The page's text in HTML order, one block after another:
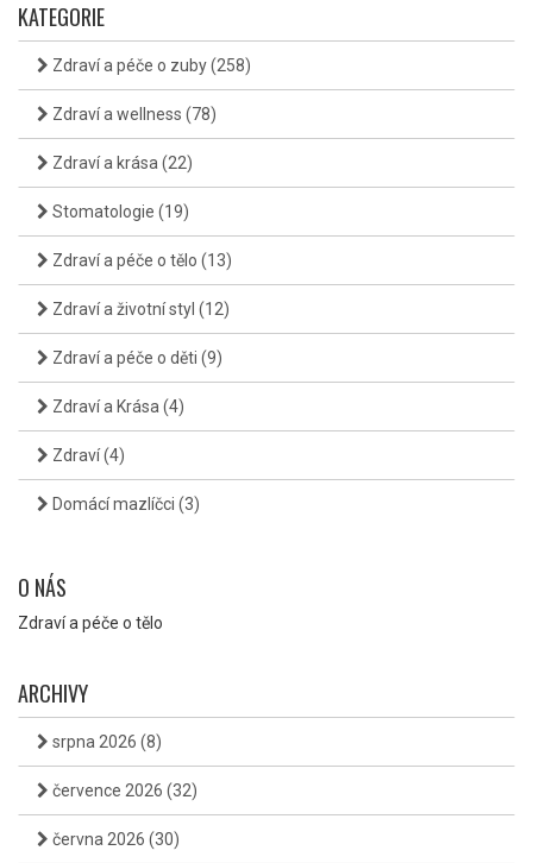
KATEGORIE
Zdraví a péče o zuby(258)
Zdraví a wellness (78)
Zdraví a krása (22)
Stomatologie (19)
Zdraví a péče o tělo (13)
Zdraví a životní styl (12)
Zdraví a péče o děti (9)
Zdraví a Krása (4)
Zdraví(4)
Domácí mazlíčci (3)
O NÁS
Zdraví a péče o tělo
ARCHIVY
srpna 2026 (8)
července 2026 (32)
června 2026 (30)